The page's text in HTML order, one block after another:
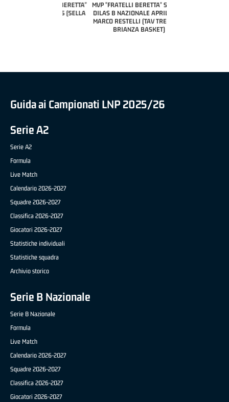
MVP "FRATELLI BERETTA" SAMUEL
DILAS B NAZIONALE APRILE '26 -
MARCO RESTELLI (TAV TREVIGLIO
BRIANZA BASKET)
Guida ai Campionati LNP 2025/26
Serie A2
Serie A2
Formula
Live Match
Calendario 2026-2027
Squadre 2026-2027
Classifica 2026-2027
Giocatori 2026-2027
Statistiche individuali
Statistiche squadra
Archivio storico
Serie B Nazionale
Serie B Nazionale
Formula
Live Match
Calendario 2026-2027
Squadre 2026-2027
Classifica 2026-2027
Giocatori 2026-2027